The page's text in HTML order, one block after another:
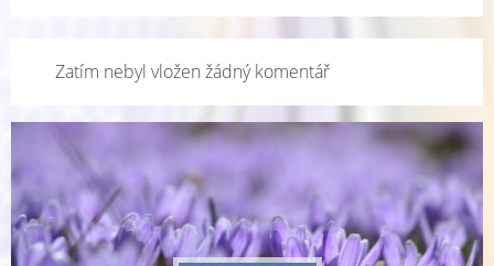
Zatím nebyl vložen žádný komentář